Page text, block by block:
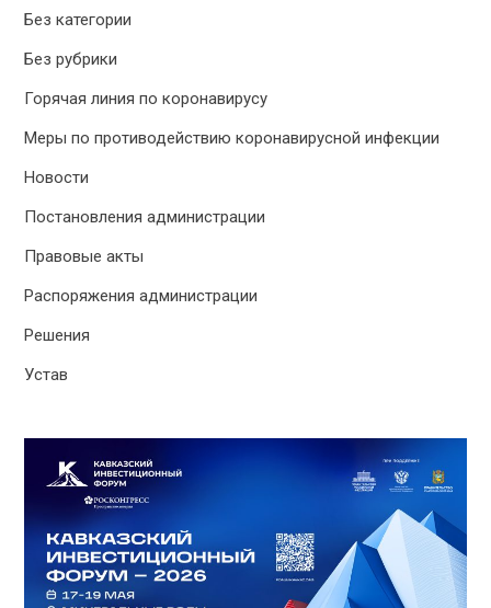
Без категории
Без рубрики
Горячая линия по коронавирусу
Меры по противодействию коронавирусной инфекции
Новости
Постановления администрации
Правовые акты
Распоряжения администрации
Решения
Устав